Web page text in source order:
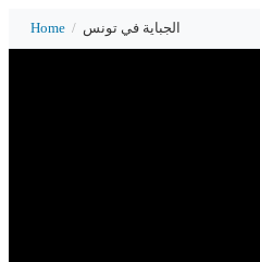
Home / الجباية في تونس